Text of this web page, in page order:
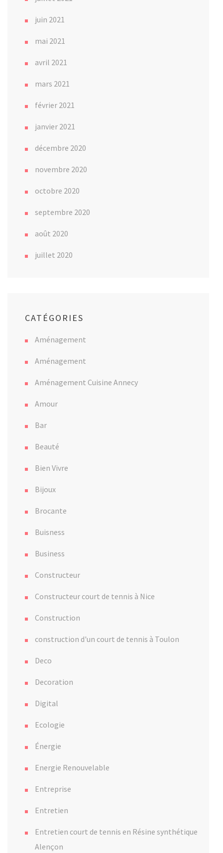
juin 2021
mai 2021
avril 2021
mars 2021
février 2021
janvier 2021
décembre 2020
novembre 2020
octobre 2020
septembre 2020
août 2020
juillet 2020
CATÉGORIES
Aménagement
Aménagement
Aménagement Cuisine Annecy
Amour
Bar
Beauté
Bien Vivre
Bijoux
Brocante
Buisness
Business
Constructeur
Constructeur court de tennis à Nice
Construction
construction d'un court de tennis à Toulon
Deco
Decoration
Digital
Ecologie
Énergie
Energie Renouvelable
Entreprise
Entretien
Entretien court de tennis en Résine synthétique
Alençon